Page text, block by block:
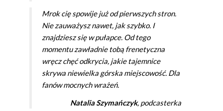
Mrok cię spowije już od pierwszych stron.
Nie zauważysz nawet, jak szybko. I
znajdziesz się w pułapce. Od tego
momentu zawładnie tobą frenetyczna
wręcz chęć odkrycia, jakie tajemnice
skrywa niewielka górska miejscowość. Dla
fanów mocnych wrażeń.
Natalia Szymańczyk, podcasterka